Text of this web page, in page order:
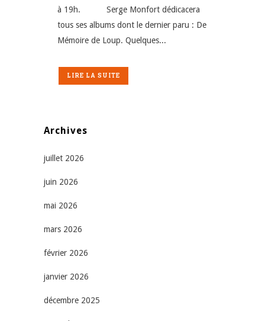
à 19h. Serge Monfort dédicacera
tous ses albums dont le dernier paru : De
Mémoire de Loup. Quelques...
LIRE LA SUITE
Archives
juillet 2026
juin 2026
mai 2026
mars 2026
février 2026
janvier 2026
décembre 2025